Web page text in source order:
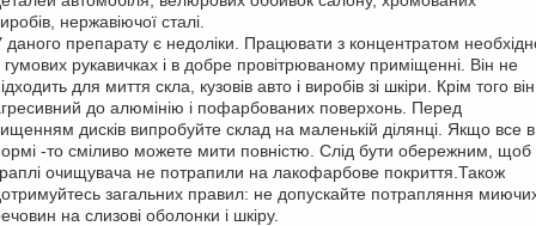
нержавіючої сталі.
даного препарату є недоліки. Працювати з концентратом
гумових рукавичках і в добре провітрюваному приміщенні. Він не
для миття скла, кузовів авто і виробів зі шкіри. Крім того він
до алюмінію і пофарбованих поверхонь. Перед
дисків випробуйте склад на маленькій ділянці. Якщо все в
-то сміливо можете мити повністю. Слід бути обережним, щоб
очищувача не потрапили на лакофарбове покриття.Також
загальних правил: не допускайте потрапляння
на слизові оболонки і шкіру.